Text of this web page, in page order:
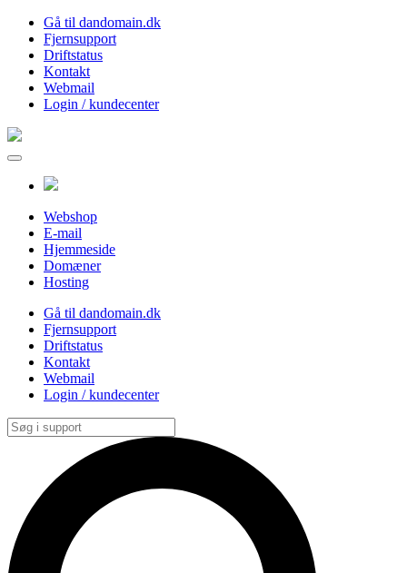
Gå til dandomain.dk
Fjernsupport
Driftstatus
Kontakt
Webmail
Login / kundecenter
Webshop
E-mail
Hjemmeside
Domæner
Hosting
Gå til dandomain.dk
Fjernsupport
Driftstatus
Kontakt
Webmail
Login / kundecenter